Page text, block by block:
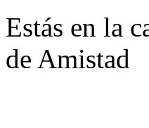
Estás en la
de Amistad